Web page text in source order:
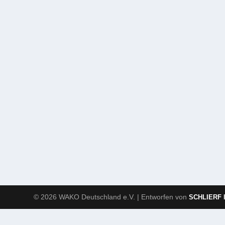
© 2026 WAKO Deutschland e.V. | Entworfen vonSCHLIERF